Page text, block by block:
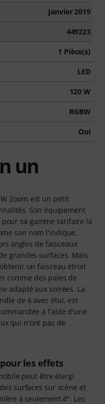
Janvier 2019
449223
1 Pièce(s)
LED
120 W
RGBW
Oui
un
W Zoom est un petit
Son équipement
sa gamme tarifaire la
son nom l'indique,
angles de faisceaux
grandes surfaces. Mais
un faisceau étroit
comme des pales de
adapté aux soirées. La
de 6 avec étui, est
à l'aide d'une
qui n'ont pas de
les effets
peut être élargi
surfaces sur scène et
à seulement 4°. Les